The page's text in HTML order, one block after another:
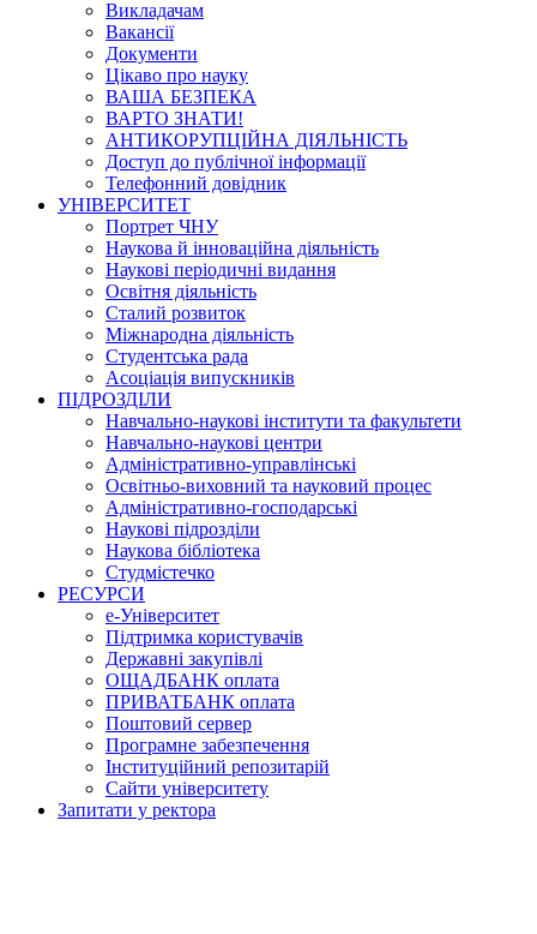
Викладачам
Вакансії
Документи
Цікаво про науку
ВАША БЕЗПЕКА
ВАРТО ЗНАТИ!
АНТИКОРУПЦІЙНА ДІЯЛЬНІСТЬ
Доступ до публічної інформації
Телефонний довідник
УНІВЕРСИТЕТ
Портрет ЧНУ
Наукова й інноваційна діяльність
Наукові періодичні видання
Освітня діяльність
Сталий розвиток
Міжнародна діяльність
Студентська рада
Асоціація випускників
ПІДРОЗДІЛИ
Навчально-наукові інститути та факультети
Навчально-наукові центри
Адміністративно-управлінські
Освітньо-виховний та науковий процес
Адміністративно-господарські
Наукові підрозділи
Наукова бібліотека
Студмістечко
РЕСУРСИ
е-Університет
Підтримка користувачів
Державні закупівлі
ОЩАДБАНК оплата
ПРИВАТБАНК оплата
Поштовий сервер
Програмне забезпечення
Інституційний репозитарій
Сайти університету
Запитати у ректора